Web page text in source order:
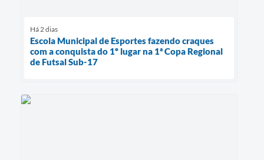
Há 2 dias
Escola Municipal de Esportes fazendo craques
com a conquista do 1º lugar na 1ª Copa Regional
de Futsal Sub-17